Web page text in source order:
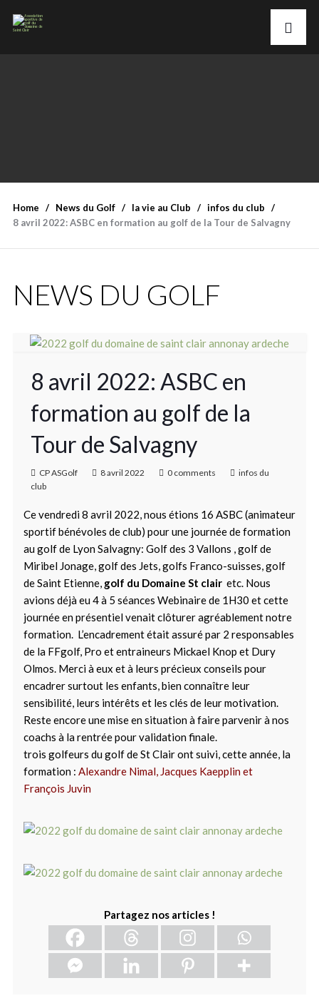
Home News du Golf la vie au Club
infos du club
8 avril 2022: ASBC en formation au golf de la Tour de Salvagny
NEWS DU GOLF
8 avril 2022: ASBC en
formation au golf de la
Tour de Salvagny
CP ASGolf 8 avril 2022 0 comments
infos du
club
Ce vendredi 8 avril 2022, nous étions 16 ASBC (animateur
sportif bénévoles de club) pour une journée de formation
au golf de Lyon Salvagny: Golf des 3 Vallons , golf de
Miribel Jonage, golf des Jets, golfs Franco-suisses, golf
de Saint Etienne,golf du Domaine St clair etc. Nous
avions déjà eu 4 à 5 séances Webinaire de 1H30 et cette
journée en présentiel venait clôturer agréablement notre
formation. L’encadrement était assuré par 2 responsables
de la FFgolf, Pro et entraineurs Mickael Knop et Dury
Olmos. Merci à eux et à leurs précieux conseils pour
encadrer surtout les enfants, bien connaître leur
sensibilité, leurs intérêts et les clés de leur motivation.
Reste encore une mise en situation à faire parvenir à nos
coachs à la rentrée pour validation finale.
trois golfeurs du golf de St Clair ont suivi, cette année, la
formation : Alexandre Nimal, Jacques Kaepplin et
François Juvin
Partagez nos articles !